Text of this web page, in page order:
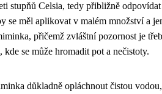
stupňů Celsia, tedy přibližně odpovídat
se měl aplikovat v malém množství a
přičemž zvláštní pozornost je
se může hromadit pot a nečistoty.
důkladně opláchnout čistou